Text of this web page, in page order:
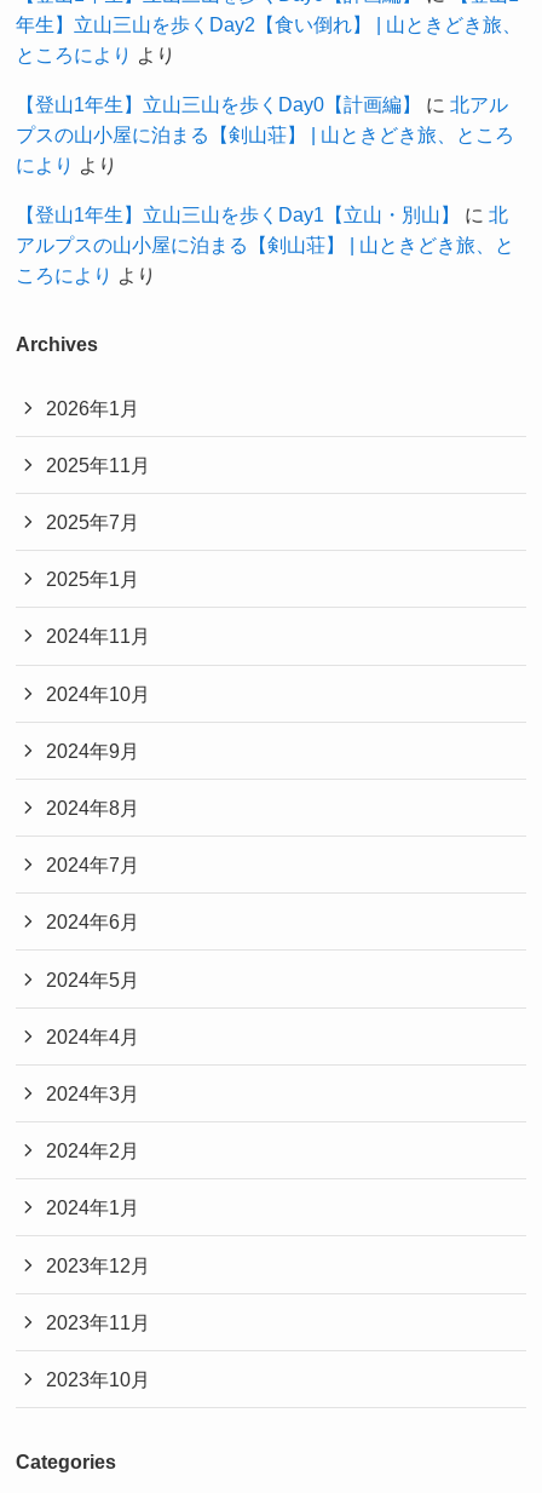
年生】立山三山を歩くDay2【食い倒れ】 | 山ときどき旅、
ところにより より
【登山1年生】立山三山を歩くDay0【計画編】 に北アル
プスの山小屋に泊まる【剣山荘】 | 山ときどき旅、ところ
により より
【登山1年生】立山三山を歩くDay1【立山・別山】 に北
アルプスの山小屋に泊まる【剣山荘】 | 山ときどき旅、と
ころにより より
Archives
2026年1月
2025年11月
2025年7月
2025年1月
2024年11月
2024年10月
2024年9月
2024年8月
2024年7月
2024年6月
2024年5月
2024年4月
2024年3月
2024年2月
2024年1月
2023年12月
2023年11月
2023年10月
Categories